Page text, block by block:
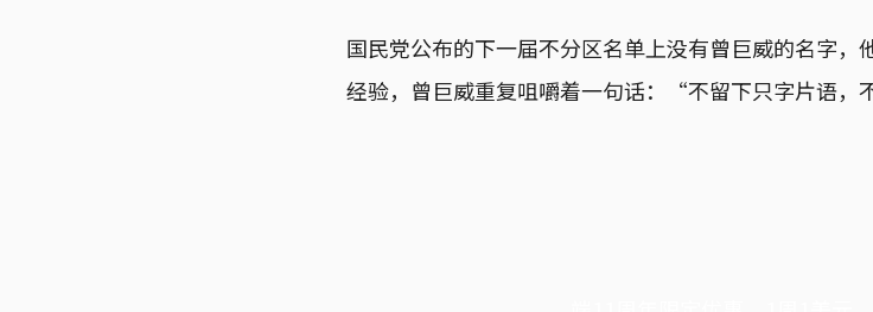
国民党公布的下一届不分区名单上没有曾巨威的名字
经验，曾巨威重复咀嚼着一句话：“不留下只字片语，